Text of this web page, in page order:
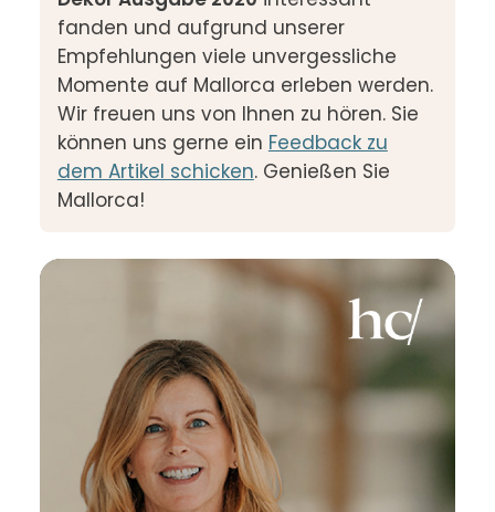
fanden und aufgrund unserer
Empfehlungen viele unvergessliche
Momente auf Mallorca erleben werden.
Wir freuen uns von Ihnen zu hören. Sie
können uns gerne ein Feedback zu
dem Artikel schicken. Genießen Sie
Mallorca!